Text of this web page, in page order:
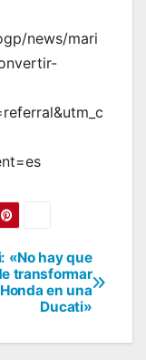
news/mari
«No hay que
transformar
en una
Ducati»